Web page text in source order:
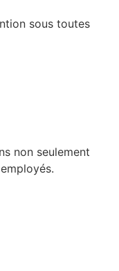
sous toutes
non seulement